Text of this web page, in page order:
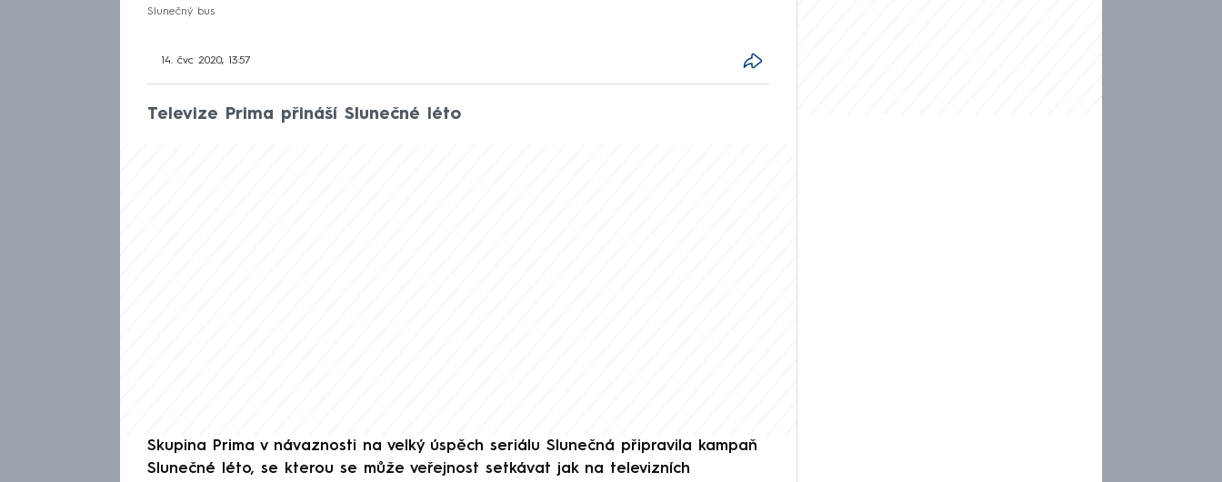
Slunečný bus
14. čvc 2020, 13:57
Televize Prima přináší Slunečné léto
Skupina Prima v návaznosti na velký úspěch seriálu Slunečná připravila kampaň
Slunečné léto, se kterou se může veřejnost setkávat jak na televizních